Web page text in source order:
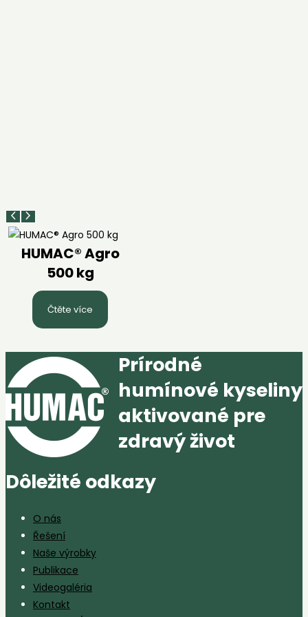
HUMAC® Agro
500 kg
Čtěte více
Prírodné
humínové kyseliny
aktivované pre
zdravý život
Dôležité odkazy
O nás
Řešení
Naše výrobky
Publikace
Videogaléria
Kontakt